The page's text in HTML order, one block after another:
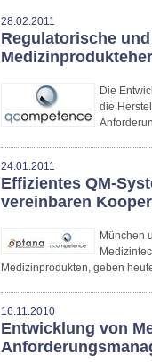
28.02.2011
Regulatorische
Die
die
24.01.2011
Effizientes QM-
vereinbaren
München
Medizinprodukten, geben
16.11.2010
Entwicklung von